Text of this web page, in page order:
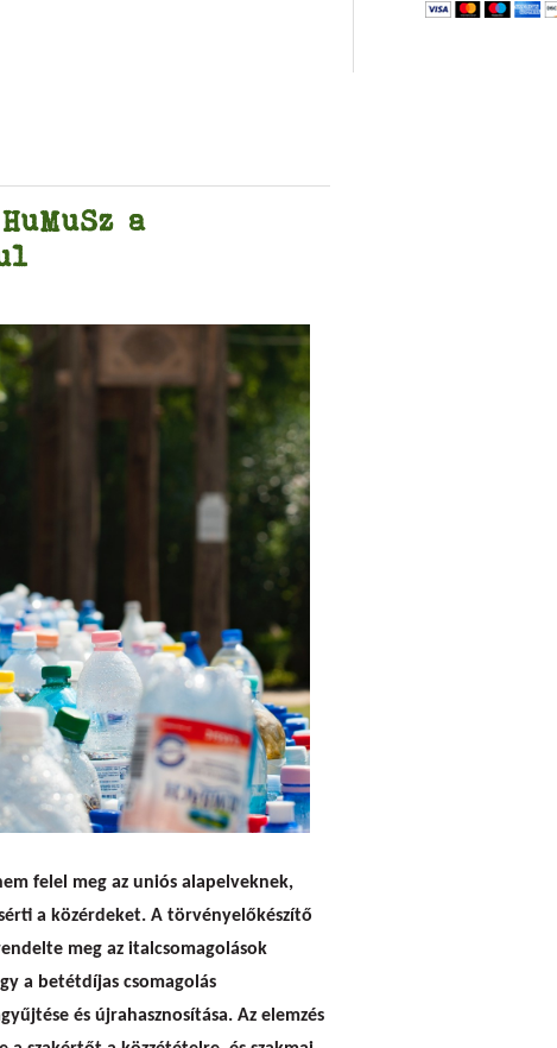
a
felel meg az uniós alapelveknek,
a közérdeket. A törvényelőkészítő
meg az italcsomagolások
a betétdíjas csomagolás
és újrahasznosítása. Az elemzés